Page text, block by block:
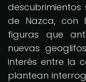
descubrimientos
de Nazca, con
figuras que
nuevas
interés entre la
plantean